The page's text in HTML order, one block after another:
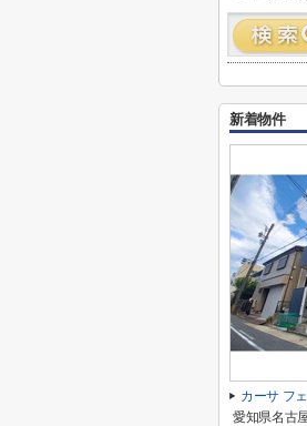
新着物件
カーサ フ
愛知県名古